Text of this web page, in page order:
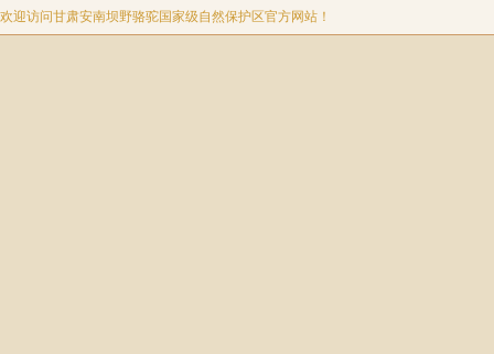
欢迎访问甘肃安南坝野骆驼国家级自然保护区官方网站！